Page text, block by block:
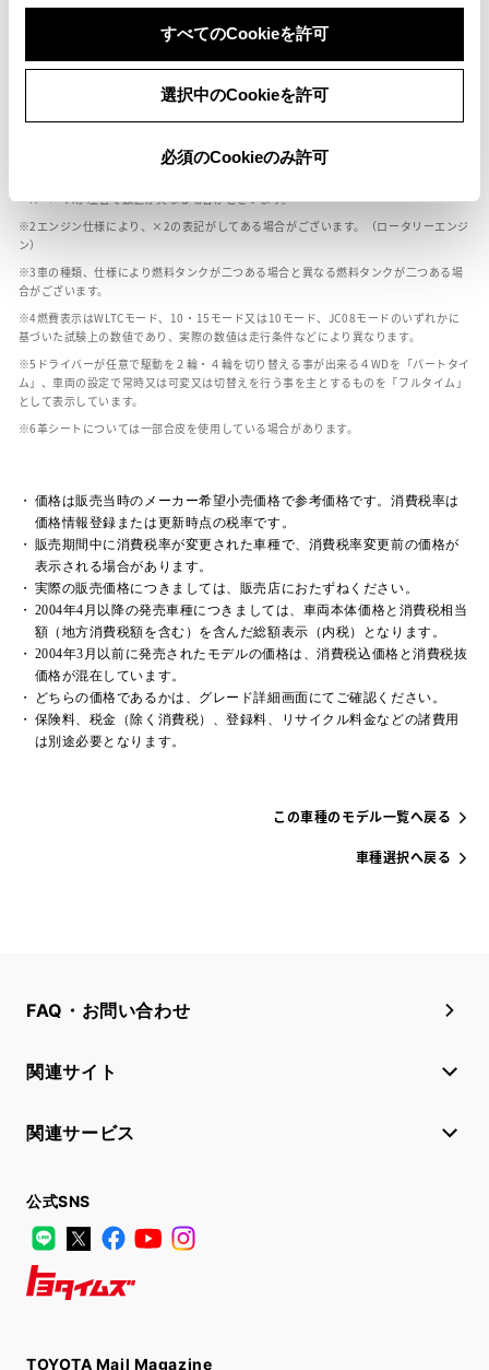
すべてのCookieを許可
選択中のCookieを許可
必須のCookieのみ許可
装備・オプション
ボディカラー
ールベースが左右で数値が異なる場合がございます。
エンジン仕様により、×2の表記がしてある場合がございます。（ロータリーエンジ
ン）
車の種類、仕様により燃料タンクが二つある場合と異なる燃料タンクが二つある場
合がございます。
燃費表示はWLTCモード、10・15モード又は10モード、JC08モードのいずれかに
基づいた試験上の数値であり、実際の数値は走行条件などにより異なります。
ドライバーが任意で駆動を２輪・４輪を切り替える事が出来る４WDを「パートタイ
ム」、車両の設定で常時又は可変又は切替えを行う事を主とするものを「フルタイム」
として表示しています。
革シートについては一部合皮を使用している場合があります。
価格は販売当時のメーカー希望小売価格で参考価格です。消費税率は
価格情報登録または更新時点の税率です。
販売期間中に消費税率が変更された車種で、消費税率変更前の価格が
表示される場合があります。
実際の販売価格につきましては、販売店におたずねください。
2004年4月以降の発売車種につきましては、車両本体価格と消費税相当
額（地方消費税額を含む）を含んだ総額表示（内税）となります。
2004年3月以前に発売されたモデルの価格は、消費税込価格と消費税抜
価格が混在しています。
どちらの価格であるかは、グレード詳細画面にてご確認ください。
保険料、税金（除く消費税）、登録料、リサイクル料金などの諸費用
は別途必要となります。
この車種のモデル一覧へ戻る
車種選択へ戻る
FAQ・お問い合わせ
関連サイト
関連サービス
公式SNS
LINE
X FacebookYouTube
TOYOTA Mail Magazine